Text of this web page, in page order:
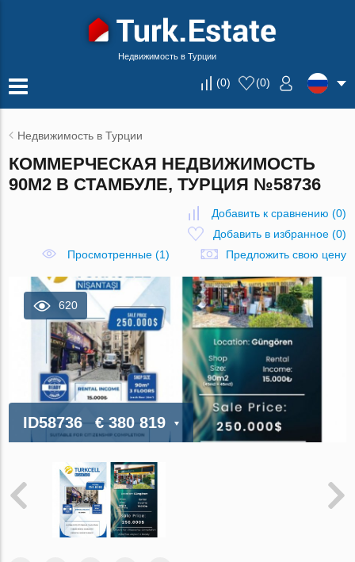
Недвижимость в Турции
(0) (0)
Недвижимость в Турции
КОММЕРЧЕСКАЯ НЕДВИЖИМОСТЬ
90М2 В СТАМБУЛЕ, ТУРЦИЯ №58736
Добавить к сравнению (0)
Добавить в избранное(0)
Просмотренные (1)
Предложить свою цену
620
ID58736 € 380 819